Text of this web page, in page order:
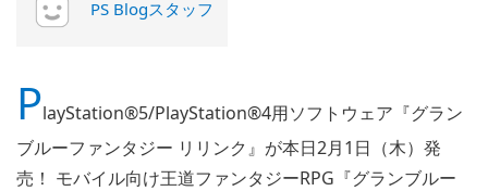
PS Blogスタッフ
PlayStation®5/PlayStation®4用ソフトウェア『グラン
ブルーファンタジー リリンク』が本日2月1日（木）発
売！ モバイル向け王道ファンタジーRPG『グランブルー